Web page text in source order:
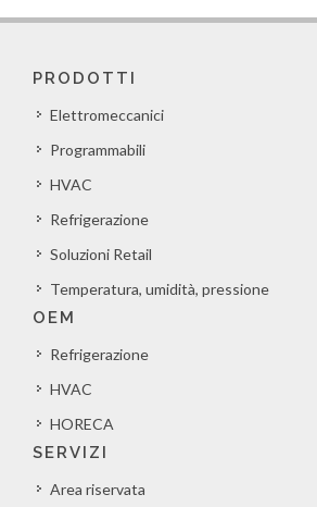
PRODOTTI
Elettromeccanici
Programmabili
HVAC
Refrigerazione
Soluzioni Retail
Temperatura, umidità, pressione
OEM
Refrigerazione
HVAC
HORECA
SERVIZI
Area riservata